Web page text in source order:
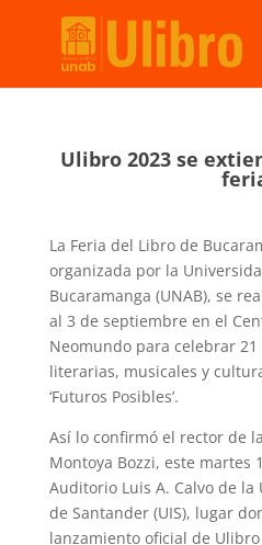
Ulibro 2023 se
La Feria del Libro de
organizada por la
Bucaramanga (UNAB), se
al 3 de septiembre en el
Neomundo para celebrar
literarias, musicales y
‘Futuros Posibles’.
Así lo confirmó el rector de
Montoya Bozzi, este martes
Auditorio Luis A. Calvo de
de Santander (UIS), lugar
lanzamiento oficial de